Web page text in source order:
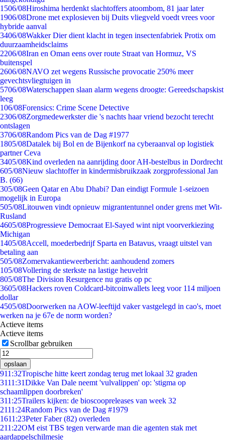
1506/08Hiroshima herdenkt slachtoffers atoombom, 81 jaar later
1906/08Drone met explosieven bij Duits vliegveld voedt vrees voor
hybride aanval
3406/08Wakker Dier dient klacht in tegen insectenfabriek Protix om
duurzaamheidsclaims
2206/08Iran en Oman eens over route Straat van Hormuz, VS
buitenspel
2606/08NAVO zet wegens Russische provocatie 250% meer
gevechtsvliegtuigen in
5706/08Waterschappen slaan alarm wegens droogte: Gereedschapskist
leeg
106/08Forensics: Crime Scene Detective
2306/08Zorgmedewerkster die 's nachts haar vriend bezocht terecht
ontslagen
3706/08Random Pics van de Dag #1977
1805/08Datalek bij Bol en de Bijenkorf na cyberaanval op logistiek
partner Ceva
3405/08Kind overleden na aanrijding door AH-bestelbus in Dordrecht
605/08Nieuw slachtoffer in kindermisbruikzaak zorgprofessional Jan
B. (66)
305/08Geen Qatar en Abu Dhabi? Dan eindigt Formule 1-seizoen
mogelijk in Europa
505/08Litouwen vindt opnieuw migrantentunnel onder grens met Wit-
Rusland
4605/08Progressieve Democraat El-Sayed wint nipt voorverkiezing
Michigan
1405/08Accell, moederbedrijf Sparta en Batavus, vraagt uitstel van
betaling aan
505/08Zomervakantieweerbericht: aanhoudend zomers
105/08Vollering de sterkste na lastige heuvelrit
805/08The Division Resurgence nu gratis op pc
3605/08Hackers roven Coldcard-bitcoinwallets leeg voor 114 miljoen
dollar
4505/08Doorwerken na AOW-leeftijd vaker vastgelegd in cao's, moet
werken na je 67e de norm worden?
Actieve items
Actieve items
Scrollbar gebruiken
opslaan
911:32Tropische hitte keert zondag terug met lokaal 32 graden
3111:31Dikke Van Dale neemt 'vulvalippen' op: 'stigma op
schaamlippen doorbreken'
311:25Trailers kijken: de bioscoopreleases van week 32
2111:24Random Pics van de Dag #1979
1611:23Peter Faber (82) overleden
211:22OM eist TBS tegen verwarde man die agenten stak met
aardappelschilmesje